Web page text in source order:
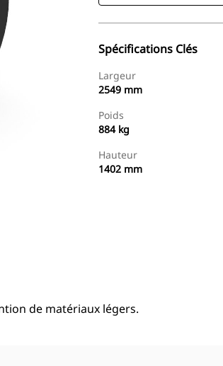
Spécifications Clés
Largeur
2549 mm
Poids
884 kg
Hauteur
1402 mm
de matériaux légers.